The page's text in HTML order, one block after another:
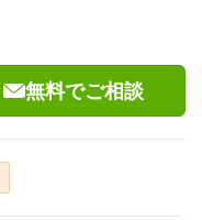
無料でご相談